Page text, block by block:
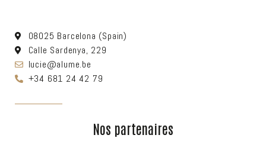
08025 Barcelona (Spain)
Calle Sardenya, 229
lucie@alume.be
+34 681 24 42 79
Nos partenaires